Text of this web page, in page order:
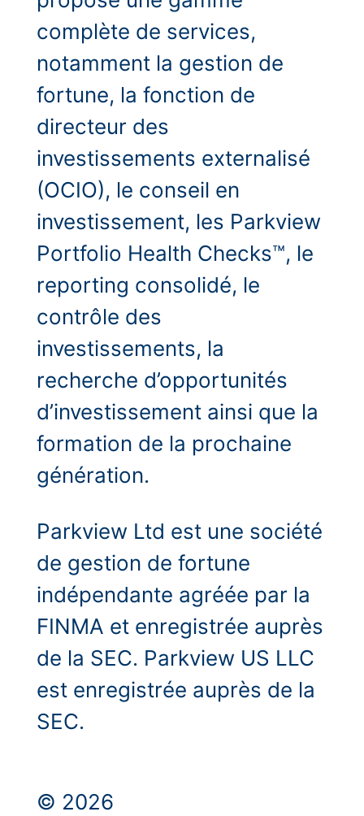
complète de services,
notamment la gestion de
fortune, la fonction de
directeur des
investissements externalisé
(OCIO), le conseil en
investissement, les Parkview
Portfolio Health Checks™, le
reporting consolidé, le
contrôle des
investissements, la
recherche d’opportunités
d’investissement ainsi que la
formation de la prochaine
génération.
Parkview Ltd est une société
de gestion de fortune
indépendante agréée par la
FINMA et enregistrée auprès
de la SEC. Parkview US LLC
est enregistrée auprès de la
SEC.
© 2026